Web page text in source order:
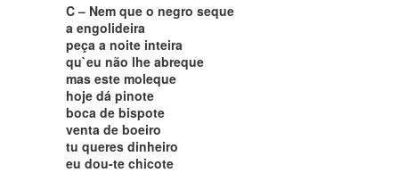
C – Nem que o negro seque
a engolideira
peça a noite inteira
qu`eu não lhe abreque
mas este moleque
hoje dá pinote
boca de bispote
venta de boeiro
tu queres dinheiro
eu dou-te chicote